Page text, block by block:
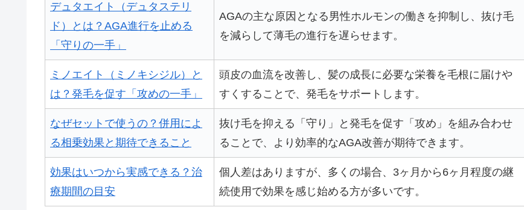
デュタエイト（デュタステリ
ド）とは？AGA進行を止める
「守りの一手」
AGAの主な原因となる男性ホルモンの働きを抑制し、抜け毛
を減らして薄毛の進行を遅らせます。
ミノエイト（ミノキシジル）と
は？発毛を促す「攻めの一手」
頭皮の血流を改善し、髪の成長に必要な栄養を毛根に届けや
すくすることで、発毛をサポートします。
なぜセットで使うの？併用によ
る相乗効果と期待できること
抜け毛を抑える「守り」と発毛を促す「攻め」を組み合わせ
ることで、より効率的なAGA改善が期待できます。
効果はいつから実感できる？治
療期間の目安
個人差はありますが、多くの場合、3ヶ月から6ヶ月程度の継
続使用で効果を感じ始める方が多いです。